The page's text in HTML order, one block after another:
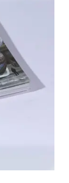
quelles